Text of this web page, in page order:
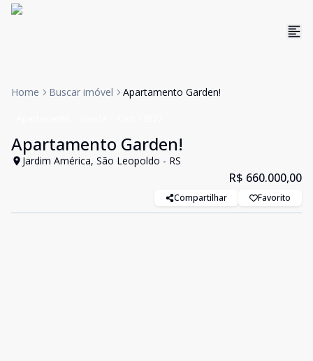
Home Buscar imóvel Apartamento Garden!
Apartamento Garden!
Jardim América, São Leopoldo - RS
R$ 660.000,00
Compartilhar Favorito